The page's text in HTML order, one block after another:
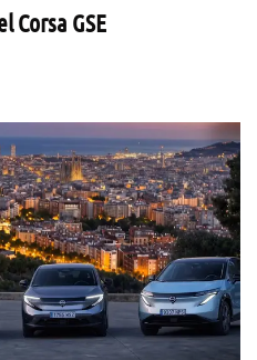
Corsa GSE